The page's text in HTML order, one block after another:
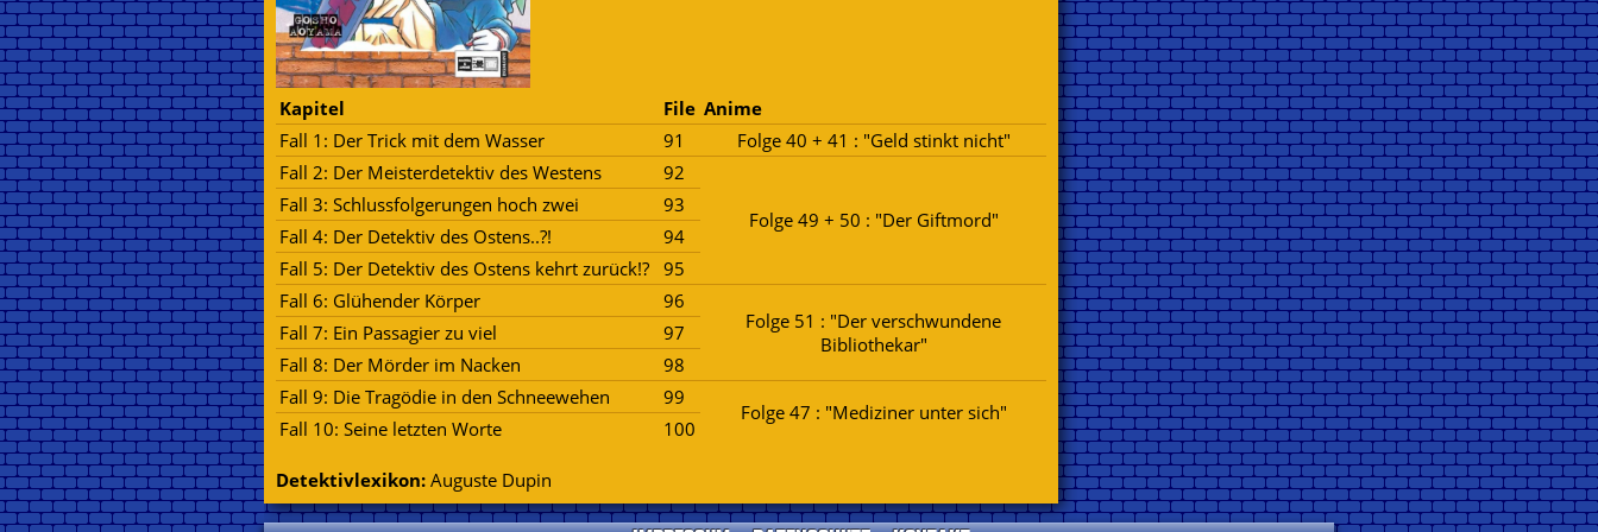
Kapitel File Anime
Fall 1: Der Trick mit dem Wasser
91
Folge 40 + 41 : "Geld stinkt nicht"
Fall 2: Der Meisterdetektiv des Westens
92
Folge 49 + 50 : "Der Giftmord"
Fall 3: Schlussfolgerungen hoch zwei
93
Fall 4: Der Detektiv des Ostens..?!
94
Fall 5: Der Detektiv des Ostens kehrt zurück!? 95
Fall 6: Glühender Körper
96
Folge 51 : "Der verschwundene
Bibliothekar"
Fall 7: Ein Passagier zu viel
97
Fall 8: Der Mörder im Nacken
98
Fall 9: Die Tragödie in den Schneewehen
99
Folge 47 : "Mediziner unter sich"
Fall 10: Seine letzten Worte 100
Detektivlexikon: Auguste Dupin